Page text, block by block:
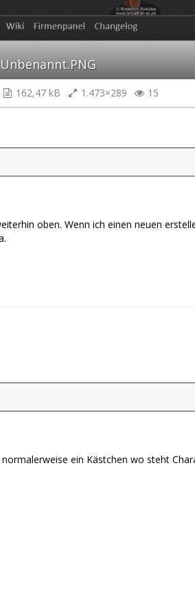
Unbenannt.PNG
162,47 kB 1.473×289 15
oben. Wenn ich einen neuen
ein Kästchen wo steht